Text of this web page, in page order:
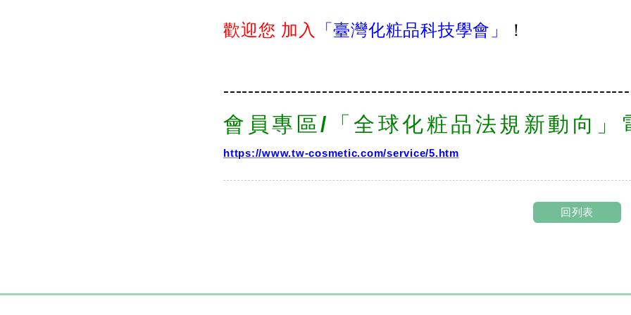
歡迎您 加入 「臺灣化粧品科技學會」 ！
會員專區/「全球化粧品法規新動向」
https://www.tw-cosmetic.com/service/5.htm
回列表